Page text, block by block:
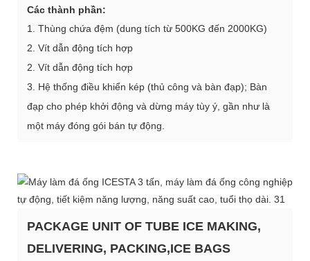
Các thành phần:
1. Thùng chứa đệm (dung tích từ 500KG đến 2000KG)
2. Vít dẫn động tích hợp
2. Vít dẫn động tích hợp
3. Hệ thống điều khiển kép (thủ công và bàn đạp); Bàn
đạp cho phép khởi động và dừng máy tùy ý, gần như là
một máy đóng gói bán tự động.
PACKAGE UNIT OF TUBE ICE MAKING,
DELIVERING, PACKING,ICE BAGS